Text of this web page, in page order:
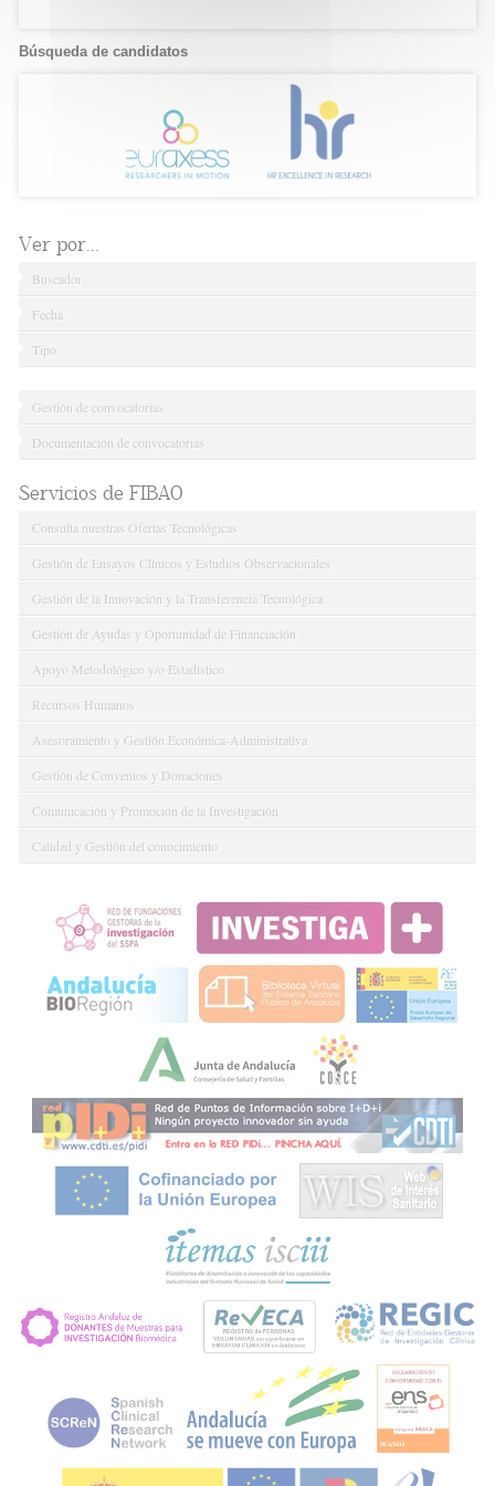
Búsqueda de candidatos
Ver por...
Buscador
Fecha
Tipo
Gestión de convocatorias
Documentación de convocatorias
Servicios de FIBAO
Consulta nuestras Ofertas Tecnológicas
Gestión de Ensayos Clínicos y Estudios Observacionales
Gestión de la Innovación y la Transferencia Tecnológica
Gestión de Ayudas y Oportunidad de Financiación
Apoyo Metodológico y/o Estadístico
Recursos Humanos
Asesoramiento y Gestión Económica-Administrativa
Gestión de Convenios y Donaciones
Comunicación y Promoción de la Investigación
Calidad y Gestión del conocimiento